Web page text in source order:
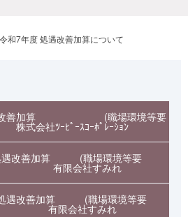
令和7年度 処遇改善加算について
遇改善加算 (職場環境等要
ﾂｰﾋﾟｰｽｺｰﾎﾟﾚｰｼｮﾝ
遇改善加算 (職場環境等要
会社すみれ
処遇改善加算 (職場環境等要
会社すみれ